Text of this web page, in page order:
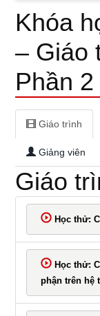
ô
tô
–
Giáo
trình
Phần
Khóa
– Giáo
Phần 2
Giáo trình
Giảng viên
Giáo
Học thử:
Học thử:
phận trên hệ